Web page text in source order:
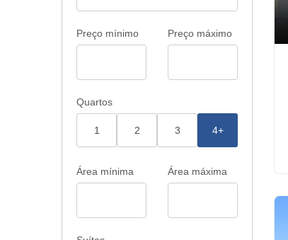
Preço mínimo Preço máximo
Quartos
1 2 3 4+
Área mínima Área máxima